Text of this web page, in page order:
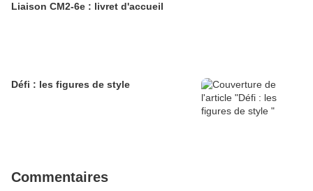
Liaison CM2-6e : livret d'accueil
Défi : les figures de style
Commentaires